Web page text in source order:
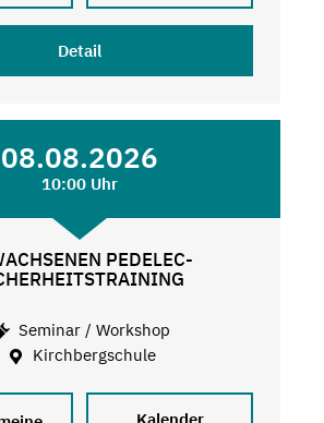
Detail
08.08.2026
10:00 Uhr
PEDELEC-
Seminar / Workshop
Kirchbergschule